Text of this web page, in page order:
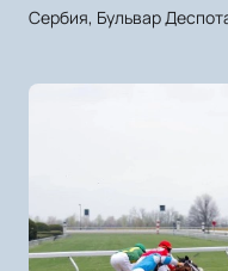
Сербия, Бульвар